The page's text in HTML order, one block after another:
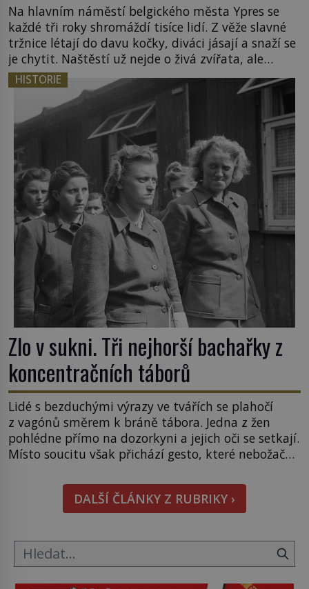
Na hlavním náměstí belgického města Ypres se
každé tři roky shromáždí tisíce lidí. Z věže slavné
tržnice létají do davu kočky, diváci jásají a snaží se
je chytit. Naštěstí už nejde o živá zvířata, ale
jenom o plyšové suvenýry. Kdysi to ale bylo jinak.
Tato veselá podívaná připomíná jeden z
nejpodivnějších a zároveň nejkrutějších zvyků […]
HISTORIE
Zlo v sukni. Tři nejhorší bachařky z
koncentračních táborů
Lidé s bezduchými výrazy ve tvářích se plahočí
z vagónů směrem k bráně tábora. Jedna z žen
pohlédne přímo na dozorkyni a jejich oči se setkají.
Místo soucitu však přichází gesto, které nebožačku
Rudolf Höss (1901–1947), Josef Mengele (1911–
1979) či Heinrich Himmler (1900–1945) zná každý,
o koho se historie jen otřela. Jenže […]
DALŠÍ ČLÁNKY Z RUBRIKY ›